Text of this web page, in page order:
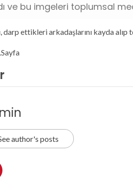
ve bu imgeleri toplumsal
darp ettikleri arkadaşlarını kayda alıp
author's posts